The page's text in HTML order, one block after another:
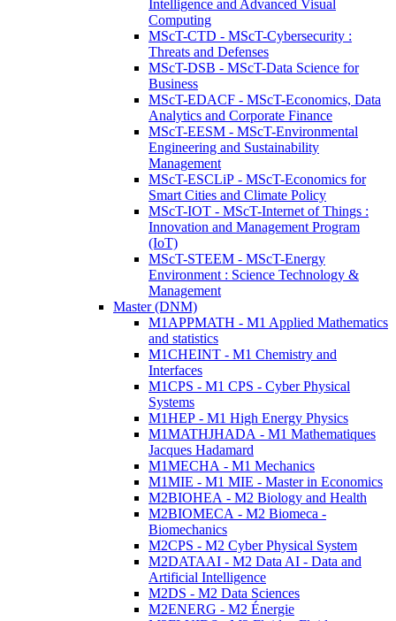
Intelligence and Advanced Visual
Computing
MScT-CTD - MScT-Cybersecurity :
Threats and Defenses
MScT-DSB - MScT-Data Science for
Business
MScT-EDACF - MScT-Economics, Data
Analytics and Corporate Finance
MScT-EESM - MScT-Environmental
Engineering and Sustainability
Management
MScT-ESCLiP - MScT-Economics for
Smart Cities and Climate Policy
MScT-IOT - MScT-Internet of Things :
Innovation and Management Program
(IoT)
MScT-STEEM - MScT-Energy
Environment : Science Technology &
Management
Master (DNM)
M1APPMATH - M1 Applied Mathematics
and statistics
M1CHEINT - M1 Chemistry and
Interfaces
M1CPS - M1 CPS - Cyber Physical
Systems
M1HEP - M1 High Energy Physics
M1MATHJHADA - M1 Mathematiques
Jacques Hadamard
M1MECHA - M1 Mechanics
M1MIE - M1 MIE - Master in Economics
M2BIOHEA - M2 Biology and Health
M2BIOMECA - M2 Biomeca -
Biomechanics
M2CPS - M2 Cyber Physical System
M2DATAAI - M2 Data AI - Data and
Artificial Intelligence
M2DS - M2 Data Sciences
M2ENERG - M2 Énergie